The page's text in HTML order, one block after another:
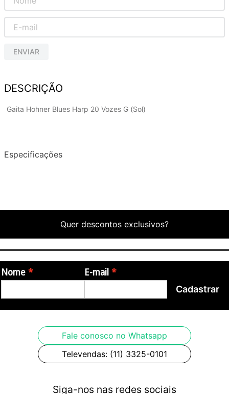
ENVIAR
DESCRIÇÃO
Gaita Hohner Blues Harp 20 Vozes G (Sol)
Especificações
Quer descontos exclusivos?
Nome E-mail
Cadastrar
Fale conosco no Whatsapp
Televendas: (11) 3325-0101
Siga-nos nas redes sociais